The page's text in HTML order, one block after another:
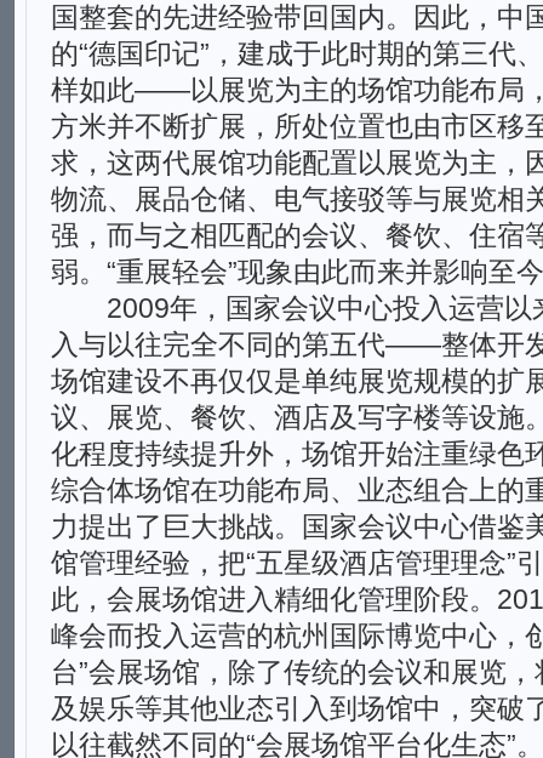
国整套的先进经验带回国内。因此，中
的“德国印记”，建成于此时期的第三代
样如此——以展览为主的场馆功能布局
方米并不断扩展，所处位置也由市区移
求，这两代展馆功能配置以展览为主，
物流、展品仓储、电气接驳等与展览相
强，而与之相匹配的会议、餐饮、住宿
弱。“重展轻会”现象由此而来并影响至
2009年，国家会议中心投入运营以
入与以往完全不同的第五代——整体开
场馆建设不再仅仅是单纯展览规模的扩
议、展览、餐饮、酒店及写字楼等设施
化程度持续提升外，场馆开始注重绿色
综合体场馆在功能布局、业态组合上的
力提出了巨大挑战。国家会议中心借鉴
馆管理经验，把“五星级酒店管理理念”
此，会展场馆进入精细化管理阶段。
峰会而投入运营的杭州国际博览中心，
台”会展场馆，除了传统的会议和展览
及娱乐等其他业态引入到场馆中，突破
以往截然不同的“会展场馆平台化生态”。